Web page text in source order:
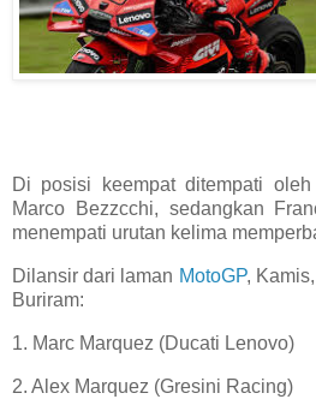
Di posisi keempat ditempati
Marco Bezzcchi, sedangkan
menempati urutan kelima
Dilansir dari laman MotoGP,
Buriram:
1. Marc Marquez (Ducati Lenovo)
2. Alex Marquez (Gresini Racing)